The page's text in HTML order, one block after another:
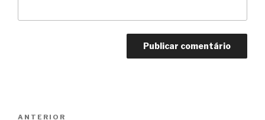
ANTERIOR